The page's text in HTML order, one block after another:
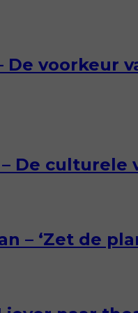
voorkeur
De culturele
– ‘Zet de